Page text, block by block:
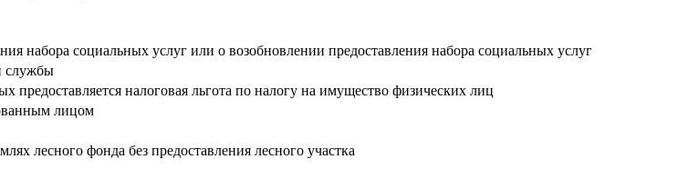
набора социальных услуг или о возобновлении предоставления набора социальных услуг
службы
налоговая льгота по налогу на имущество физических лиц
лицом
лесного фонда без предоставления лесного участка